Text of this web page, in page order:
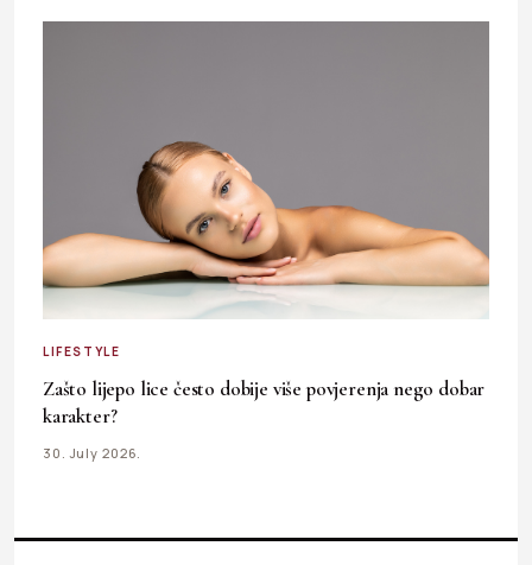
LIFESTYLE
Zašto lijepo lice često dobije više povjerenja nego dobar
karakter?
30. July 2026.